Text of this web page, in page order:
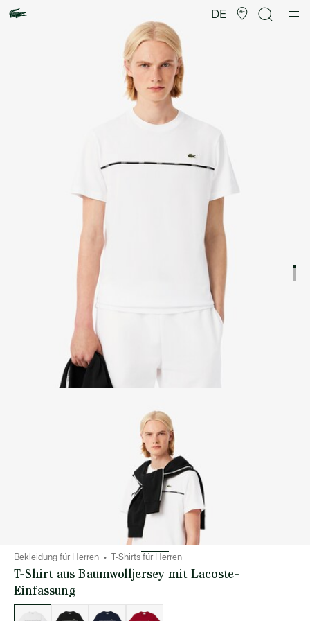
DE
Bekleidung für Herren T-Shirts für Herren
T-Shirt aus Baumwolljersey mit Lacoste-
Einfassung